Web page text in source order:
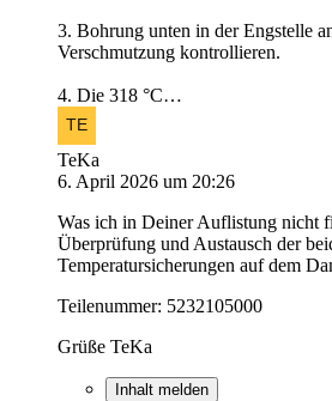
3. Bohrung unten in der Engstelle
Verschmutzung kontrollieren.
4. Die 318 °C…
TeKa
6. April 2026 um 20:26
Was ich in Deiner Auflistung nicht
Überprüfung und Austausch der
Temperatursicherungen auf dem
Teilenummer: 5232105000
Grüße TeKa
Inhalt melden